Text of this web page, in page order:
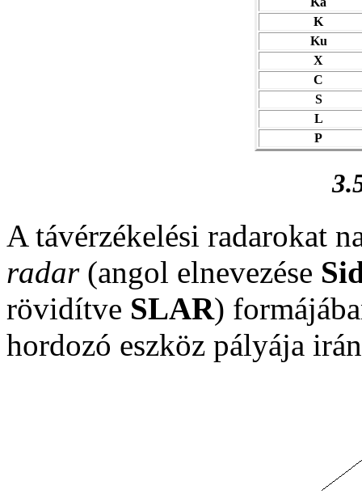
K
Ku
X
C
S
L
P
A távérzékelési radarokat
radar (angol elnevezése
rövidítve SLAR)
hordozó eszköz pályája